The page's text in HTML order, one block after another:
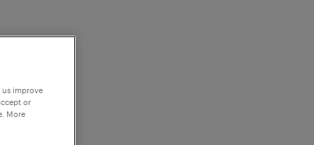
improve
or
More